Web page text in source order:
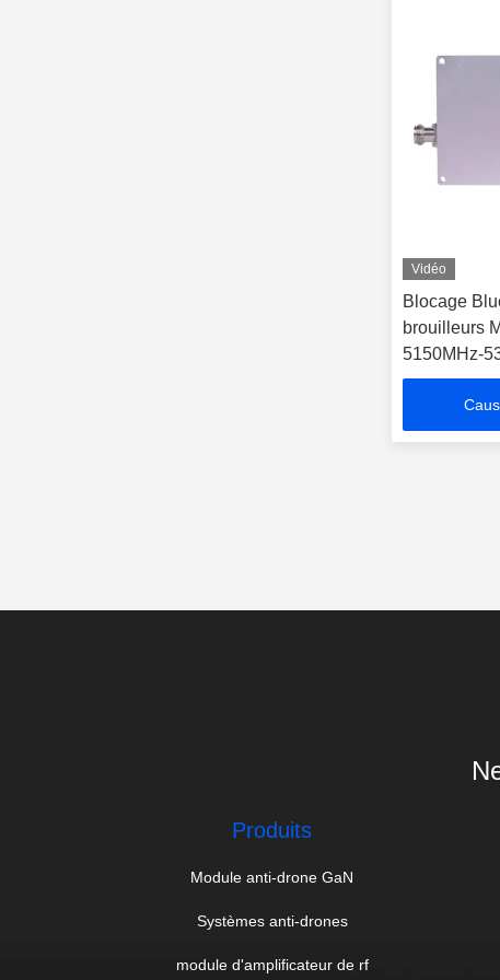
Vidéo
Blocage
brouilleurs
5150MHz-
Produits
Module anti-drone GaN
Systèmes anti-drones
module d'amplificateur de rf